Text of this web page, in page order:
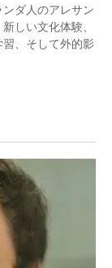
ダ人のアレサン
しい文化体験、
、そして外的影